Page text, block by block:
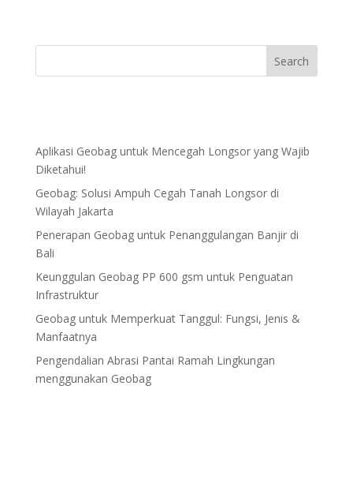
Aplikasi Geobag untuk Mencegah Longsor yang Wajib
Diketahui!
Geobag: Solusi Ampuh Cegah Tanah Longsor di
Wilayah Jakarta
Penerapan Geobag untuk Penanggulangan Banjir di
Bali
Keunggulan Geobag PP 600 gsm untuk Penguatan
Infrastruktur
Geobag untuk Memperkuat Tanggul: Fungsi, Jenis &
Manfaatnya
Pengendalian Abrasi Pantai Ramah Lingkungan
menggunakan Geobag